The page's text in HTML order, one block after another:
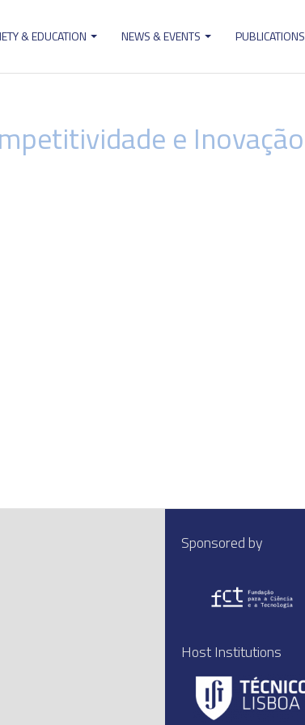
& EDUCATION NEWS & EVENTS PUBLICATIONS
e Inovação
Sponsored by
Host Institutions